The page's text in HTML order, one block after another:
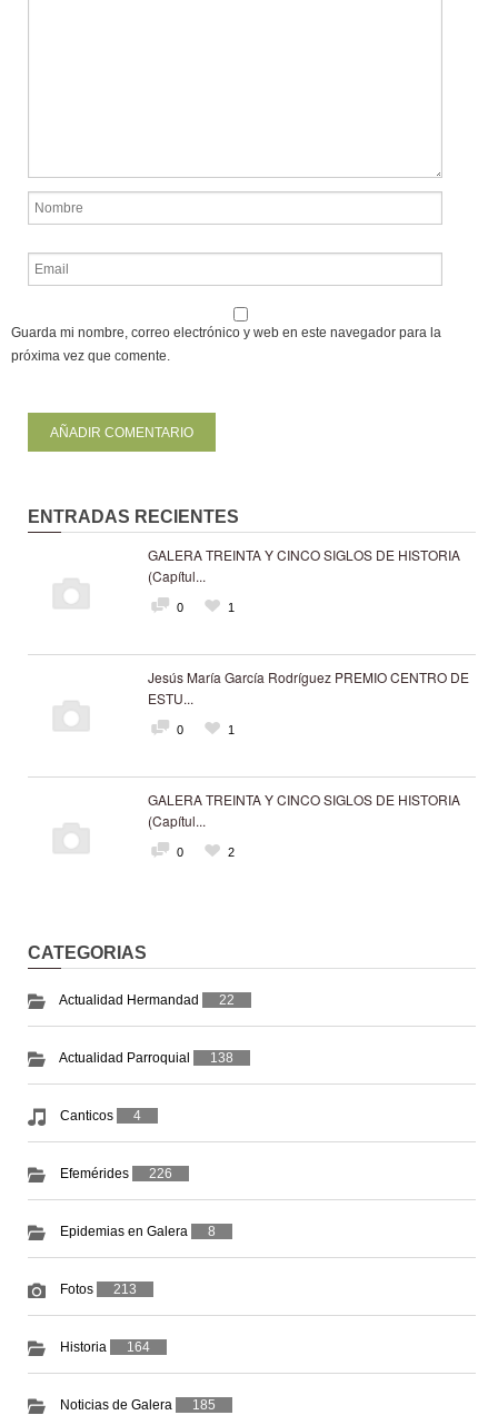
Guarda mi nombre, correo electrónico y web en este navegador para la
próxima vez que comente.
ENTRADAS RECIENTES
GALERA TREINTA Y CINCO SIGLOS DE HISTORIA
(Capítul...
0 1
Jesús María García Rodríguez PREMIO CENTRO DE
ESTU...
0 1
GALERA TREINTA Y CINCO SIGLOS DE HISTORIA
(Capítul...
0 2
CATEGORIAS
Actualidad Hermandad 22
Actualidad Parroquial 138
Canticos 4
Efemérides 226
Epidemias en Galera 8
Fotos 213
Historia 164
Noticias de Galera 185